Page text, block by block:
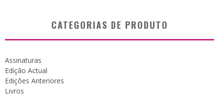
CATEGORIAS DE PRODUTO
Assinaturas
Edição Actual
Edições Anteriores
Livros